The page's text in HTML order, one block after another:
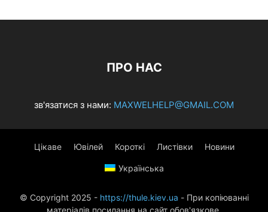
ПРО НАС
зв'язатися з нами: MAXWELHELP@GMAIL.COM
Цікаве Ювілей Короткі Листівки Новини
Українська
© Copyright 2025 - https://thule.kiev.ua - При копіюванні
матеріалів посилання на сайт обов'язкове.